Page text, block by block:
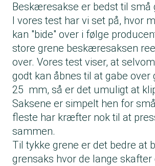
Beskæresakse er bedst til små
I vores test har vi set på, hvor
kan "bide" over i følge
store grene beskæresaksen
over. Vores test viser, at
godt kan åbnes til at gabe over
25 mm, så er det umuligt at
Saksene er simpelt hen for
fleste har kræfter nok til at
sammen.
Til tykke grene er det bedre at
grensaks hvor de lange